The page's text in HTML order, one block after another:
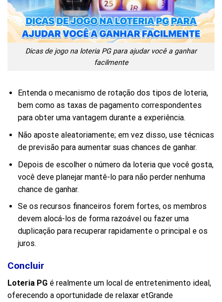
Dicas de jogo na loteria PG para ajudar você a ganhar
facilmente
Entenda o mecanismo de rotação dos tipos de loteria,
bem como as taxas de pagamento correspondentes
para obter uma vantagem durante a experiência.
Não aposte aleatoriamente; em vez disso, use técnicas
de previsão para aumentar suas chances de ganhar.
Depois de escolher o número da loteria que você gosta,
você deve planejar mantê-lo para não perder nenhuma
chance de ganhar.
Se os recursos financeiros forem fortes, os membros
devem alocá-los de forma razoável ou fazer uma
duplicação para recuperar rapidamente o principal e os
juros.
Concluir
Loteria PG é realmente um local de entretenimento ideal,
oferecendo a oportunidade de relaxar etGrande